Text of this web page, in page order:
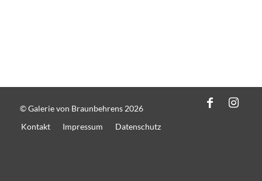
© Galerie von Braunbehrens 2026
Kontakt
Impressum Datenschutz